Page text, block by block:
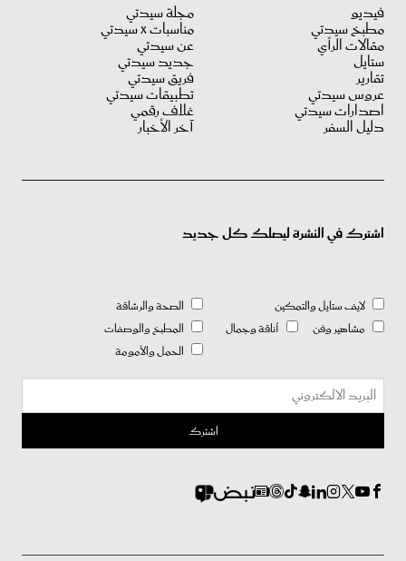
فيديو
مطبخ سيدتي
مقالات الرأي
ستايل
تقارير
عروس سيدتي
اصدارات سيدتي
دليل السفر
مجلة سيدتي
مناسبات X سيدتي
عن سيدتي
جديد سيدتي
فريق سيدتي
تطبيقات سيدتي
غلاف رقمي
آخر الأخبار
اشترك في النشرة ليصلك كل جديد
لايف ستايل والتمكين
مشاهير وفن
أناقة وجمال
الصحة والرشاقة
المطبخ والوصفات
الحمل والأمومة